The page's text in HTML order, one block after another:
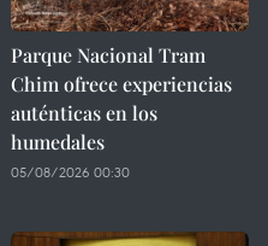
Parque Nacional Tram
Chim ofrece experiencias
auténticas en los
humedales
05/08/2026 00:30